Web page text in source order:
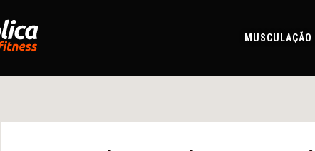
MUSCULAÇÃO
navigation